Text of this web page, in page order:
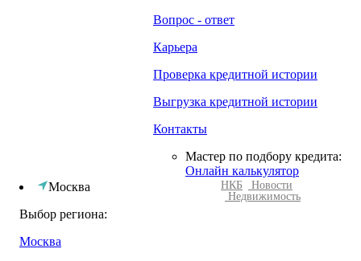
Вопрос - ответ
Карьера
Проверка кредитной истории
Выгрузка кредитной истории
Контакты
Мастер по подбору кредита:
Онлайн калькулятор
Москва
Выбор региона:
Москва
НКБ
Новости
Недвижимость